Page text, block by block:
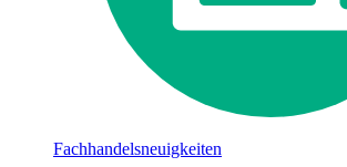
Fachhandelsneuigkeiten